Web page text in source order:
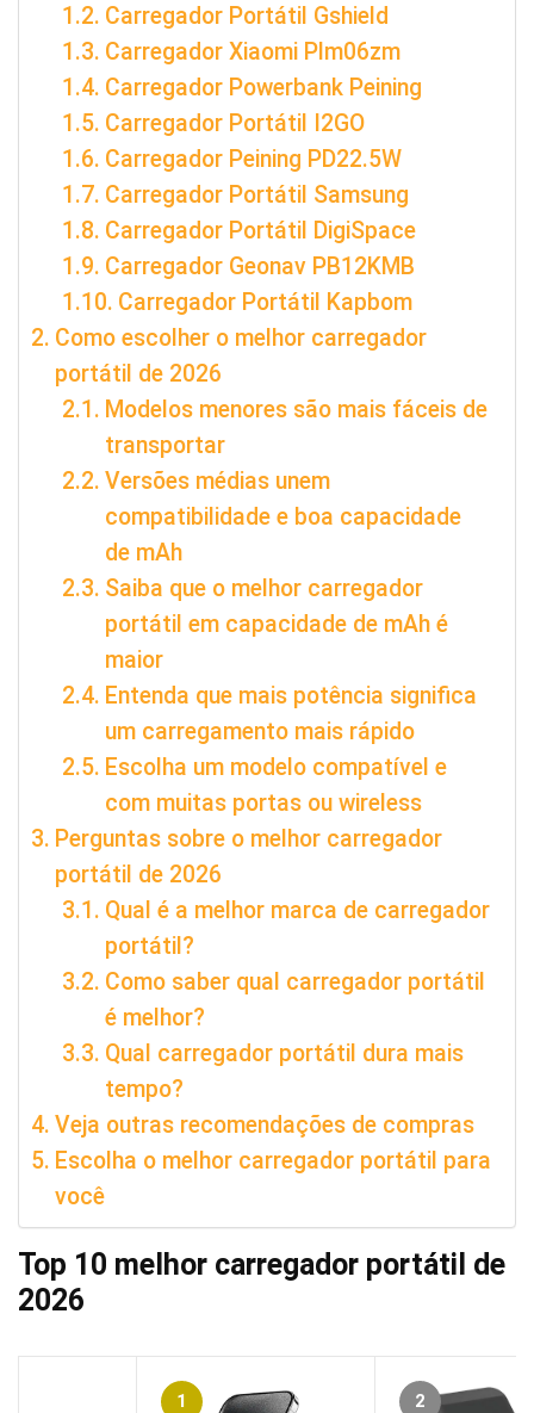
Carregador Portátil Gshield
Carregador Xiaomi Plm06zm
Carregador Powerbank Peining
Carregador Portátil I2GO
Carregador Peining PD22.5W
Carregador Portátil Samsung
Carregador Portátil DigiSpace
Carregador Geonav PB12KMB
Carregador Portátil Kapbom
Como escolher o melhor carregador
portátil de 2026
Modelos menores são mais fáceis de
transportar
Versões médias unem
compatibilidade e boa capacidade
de mAh
Saiba que o melhor carregador
portátil em capacidade de mAh é
maior
Entenda que mais potência significa
um carregamento mais rápido
Escolha um modelo compatível e
com muitas portas ou wireless
Perguntas sobre o melhor carregador
portátil de 2026
Qual é a melhor marca de carregador
portátil?
Como saber qual carregador portátil
é melhor?
Qual carregador portátil dura mais
tempo?
Veja outras recomendações de compras
Escolha o melhor carregador portátil para
você
Top 10 melhor carregador portátil de
2026
1 2